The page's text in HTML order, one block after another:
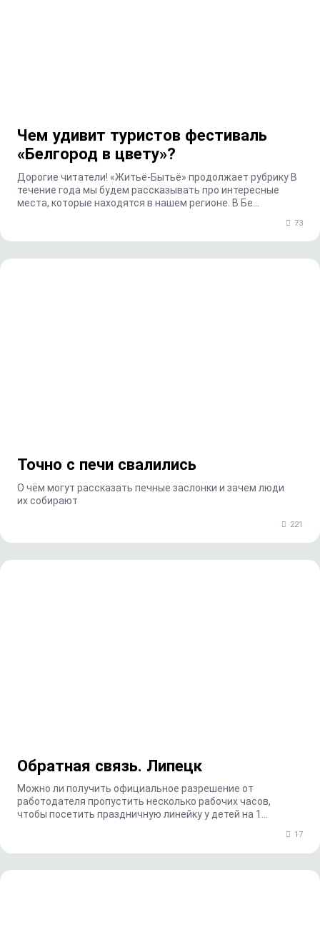
Чем удивит туристов фестиваль
«Белгород в цвету»?
Дорогие читатели! «Житьё-Бытьё» продолжает рубрику В
течение года мы будем рассказывать про интересные
места, которые находятся в нашем регионе. В Бе...
73
Точно с печи свалились
О чём могут рассказать печные заслонки и зачем люди
их собирают
221
Обратная связь. Липецк
Можно ли получить официальное разрешение от
работодателя пропустить несколько рабочих часов,
чтобы посетить праздничную линейку у детей на 1
17